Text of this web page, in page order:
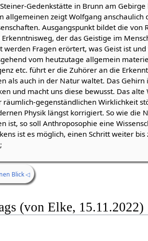
Gedenkstätte in Brunn am
allgemeinen zeigt Wolfgang anschaulich
Ausgangspunkt bildet die von
der das Geistige im
werden Fragen erörtert, was Geist ist
vom heutzutage allgemein
etc. führt er die Zuhörer an die
als auch in der Natur waltet. Das Gehirn
und macht uns diese bewusst. Das
räumlich-gegenständlichen Wirklichkeit
Physik längst korrigiert. So wie die
ist, so soll Anthroposophie eine
ist es möglich, einen Schritt weiter
Blick ◁
(von Elke, 15.11.2022)